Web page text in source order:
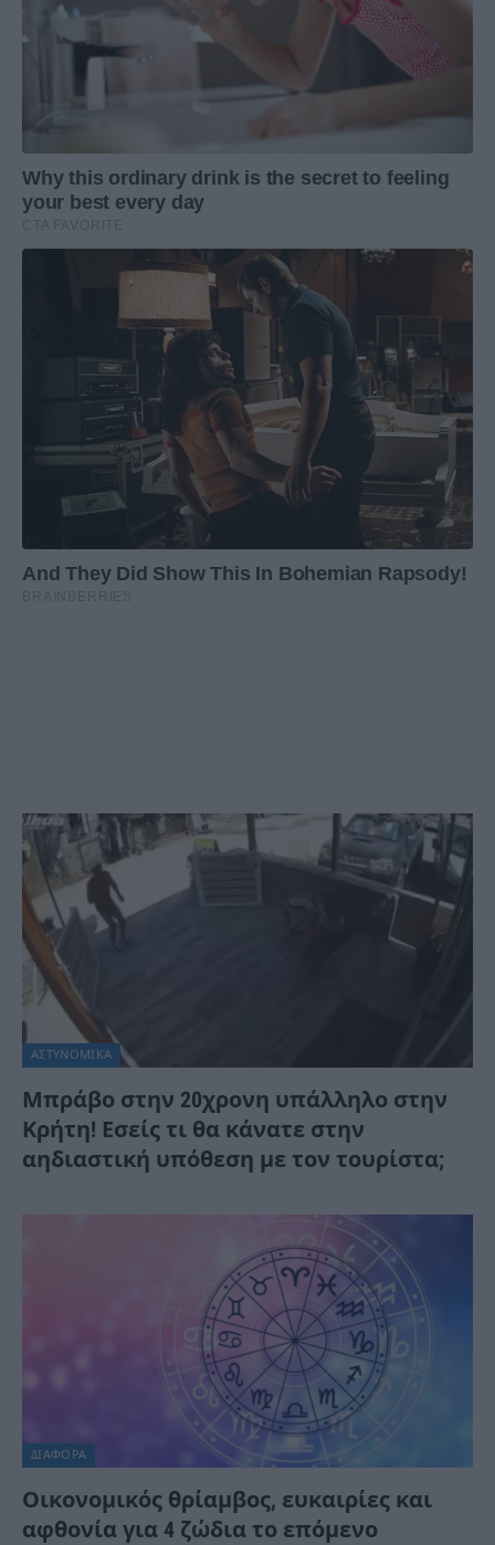
ΑΣΤΥΝΟΜΙΚΑ
Μπράβο στην 20χρονη υπάλληλο στην
Κρήτη! Εσείς τι θα κάνατε στην
αηδιαστική υπόθεση με τον τουρίστα;
ΔΙΆΦΟΡΑ
Οικονομικός θρίαμβος, ευκαιρίες και
αφθονία για 4 ζώδια το επόμενο